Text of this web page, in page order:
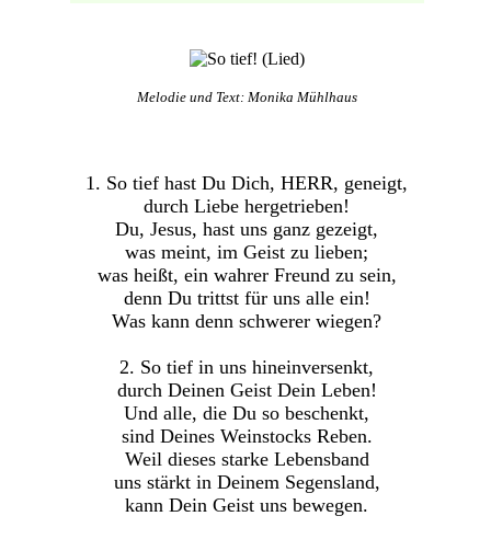
Melodie und Text: Monika Mühlhaus
1. So tief hast Du Dich, HERR, geneigt,
durch Liebe hergetrieben!
Du, Jesus, hast uns ganz gezeigt,
was meint, im Geist zu lieben;
was heißt, ein wahrer Freund zu sein,
denn Du trittst für uns alle ein!
Was kann denn schwerer wiegen?
2. So tief in uns hineinversenkt,
durch Deinen Geist Dein Leben!
Und alle, die Du so beschenkt,
sind Deines Weinstocks Reben.
Weil dieses starke Lebensband
uns stärkt in Deinem Segensland,
kann Dein Geist uns bewegen.